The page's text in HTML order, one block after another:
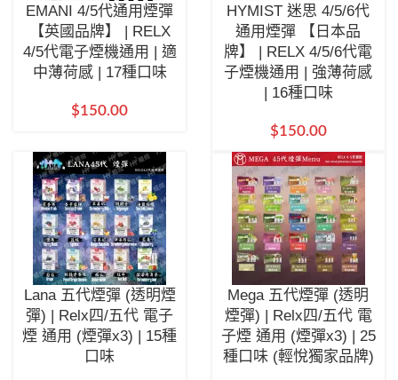
EMANI 4/5代通用煙彈
【英國品牌】 | RELX
4/5代電子煙機通用 | 適
中薄荷感 | 17種口味
$150.00
HYMIST 迷思 4/5/6代
通用煙彈 【日本品
牌】 | RELX 4/5/6代電
子煙機通用 | 強薄荷感
| 16種口味
$150.00
Lana 五代煙彈 (透明煙
彈) | Relx四/五代 電子
煙 通用 (煙彈x3) | 15種
口味
Mega 五代煙彈 (透明
煙彈) | Relx四/五代 電
子煙 通用 (煙彈x3) | 25
種口味 (輕悅獨家品牌)